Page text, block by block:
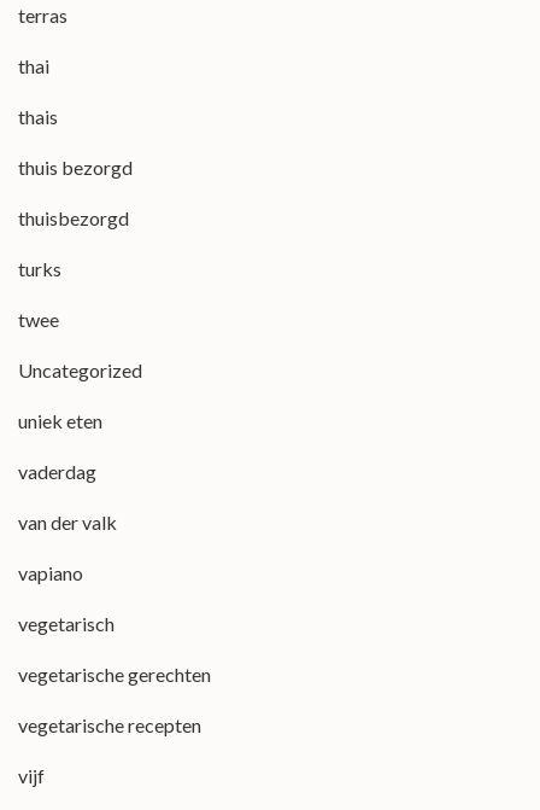
terras
thai
thais
thuis bezorgd
thuisbezorgd
turks
twee
Uncategorized
uniek eten
vaderdag
van der valk
vapiano
vegetarisch
vegetarische gerechten
vegetarische recepten
vijf